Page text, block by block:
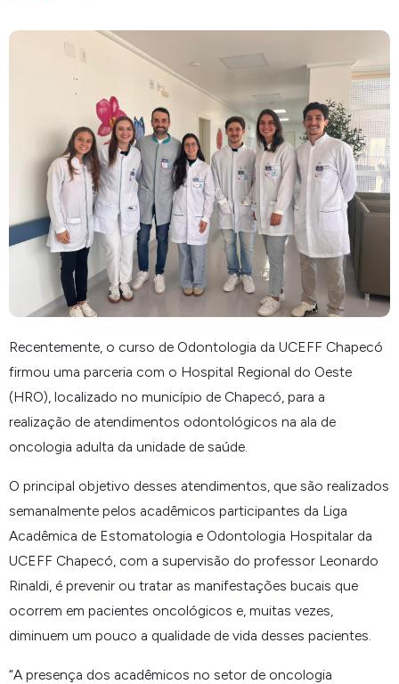
Recentemente, o curso de Odontologia da UCEFF Chapecó
firmou uma parceria com o Hospital Regional do Oeste
(HRO), localizado no município de Chapecó, para a
realização de atendimentos odontológicos na ala de
oncologia adulta da unidade de saúde.
O principal objetivo desses atendimentos, que são realizados
semanalmente pelos acadêmicos participantes da Liga
Acadêmica de Estomatologia e Odontologia Hospitalar da
UCEFF Chapecó, com a supervisão do professor Leonardo
Rinaldi, é prevenir ou tratar as manifestações bucais que
ocorrem em pacientes oncológicos e, muitas vezes,
diminuem um pouco a qualidade de vida desses pacientes.
“A presença dos acadêmicos no setor de oncologia